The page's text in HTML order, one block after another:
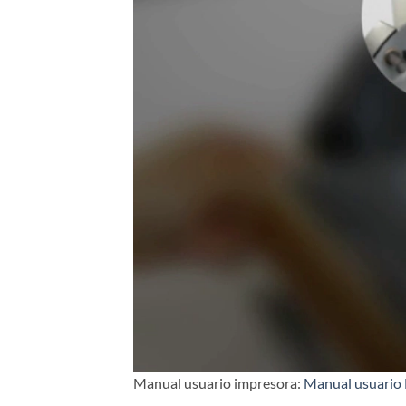
Manual usuario impresora: Manual